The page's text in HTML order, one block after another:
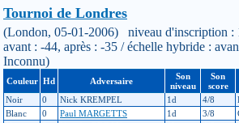
Tournoi de Londres
(London, 05-01-2006) niveau d'inscription :
avant : -44, après : -35 / échelle hybride :
Inconnu)
Couleur Hd Adversaire
Son
niveau
Son
score
Noir
0 Nick KREMPEL 1d 4/8
Blanc
0 Paul MARGETTS 1d 3/8